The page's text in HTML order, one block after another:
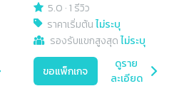
5.0 ·1 รีวิว
ราคาเริ่มต้นไม่ระบุ
รองรับแขกสูงสุดไม่ระบุ
ขอแพ็กเกจ
ดูราย
ละเอียด